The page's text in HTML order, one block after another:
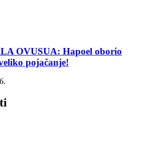
OVUSUA: Hapoel oborio
pojačanje!